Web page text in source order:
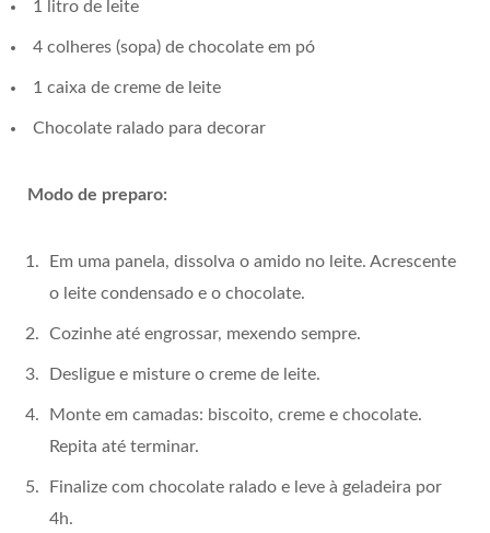
1 litro de leite
4 colheres (sopa) de chocolate em pó
1 caixa de creme de leite
Chocolate ralado para decorar
Modo de preparo:
Em uma panela, dissolva o amido no leite. Acrescente
o leite condensado e o chocolate.
Cozinhe até engrossar, mexendo sempre.
Desligue e misture o creme de leite.
Monte em camadas: biscoito, creme e chocolate.
Repita até terminar.
Finalize com chocolate ralado e leve à geladeira por
4h.